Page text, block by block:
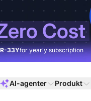
Cost
33Yfor yearly subscription
AI-agenter Produkt